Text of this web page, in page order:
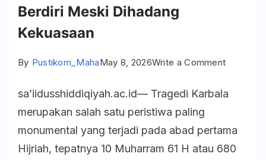
Berdiri Meski Dihadang
Kekuasaan
By Pustikom_MahaMay 8, 2026Write a Commenton
Ketika
Berdiri
Meski
sa’iidusshiddiqiyah.ac.id— Tragedi Karbala
merupakan salah satu peristiwa paling
monumental yang terjadi pada abad pertama
Hijriah, tepatnya 10 Muharram 61 H atau 680